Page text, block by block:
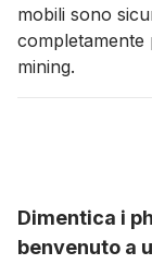
mobili sono
completamente
mining.
Dimentica i
benvenuto a